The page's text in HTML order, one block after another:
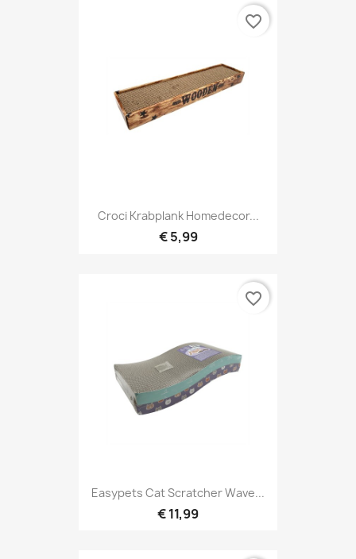
Croci Krabplank Homedecor...
€ 5,99
favorite_border
Easypets Cat Scratcher Wave...
€ 11,99
favorite_border